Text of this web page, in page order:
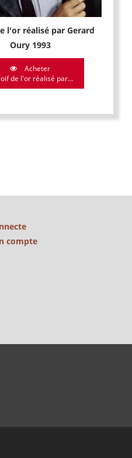
l'or réalisé par Gerard
Oury 1993
Acheter
de l'or réalisé par...
compte